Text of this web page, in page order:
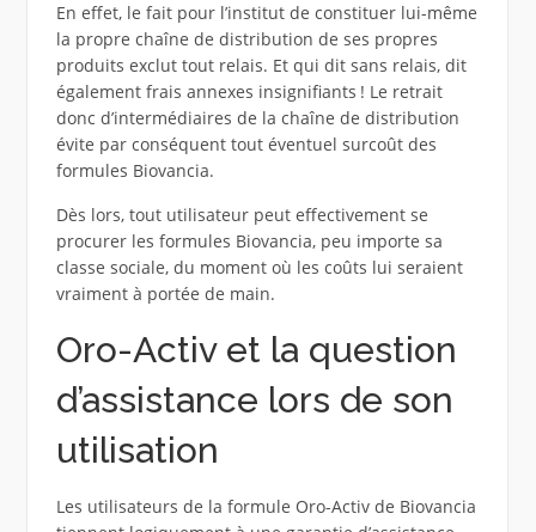
En effet, le fait pour l’institut de constituer lui-même
la propre chaîne de distribution de ses propres
produits exclut tout relais. Et qui dit sans relais, dit
également frais annexes insignifiants ! Le retrait
donc d’intermédiaires de la chaîne de distribution
évite par conséquent tout éventuel surcoût des
formules Biovancia.
Dès lors, tout utilisateur peut effectivement se
procurer les formules Biovancia, peu importe sa
classe sociale, du moment où les coûts lui seraient
vraiment à portée de main.
Oro-Activ et la question
d’assistance lors de son
utilisation
Les utilisateurs de la formule Oro-Activ de Biovancia